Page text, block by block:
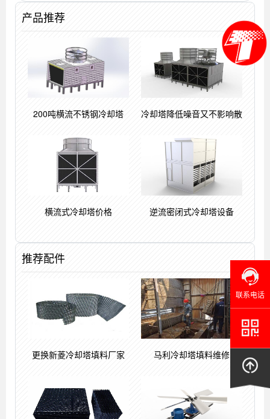
产品推荐
200吨横流不锈钢冷却塔 冷却塔降低噪音又不影响散
横流式冷却塔价格 逆流密闭式冷却塔设备
推荐配件
更换新菱冷却塔填料厂家 马利冷却塔填料维修
联系电话